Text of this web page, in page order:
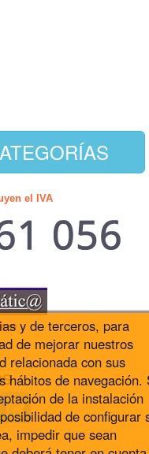
y de terceros, para
de mejorar nuestros
relacionada con sus
hábitos de navegación.
de la instalación
de configurar
impedir que sean
el IVA